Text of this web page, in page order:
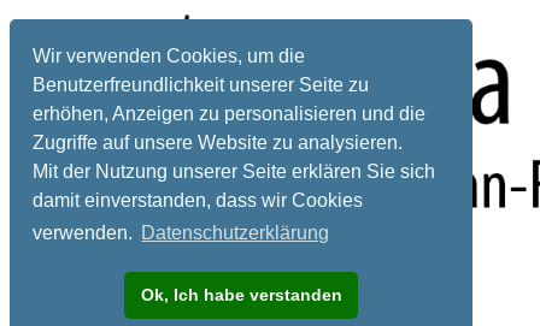
Wir verwenden Cookies, um die
Benutzerfreundlichkeit unserer Seite zu
erhöhen, Anzeigen zu personalisieren und die
Zugriffe auf unsere Website zu analysieren.
Mit der Nutzung unserer Seite erklären Sie sich
damit einverstanden, dass wir Cookies
verwenden. Datenschutzerklärung
Ok, Ich habe verstanden
Registrieren